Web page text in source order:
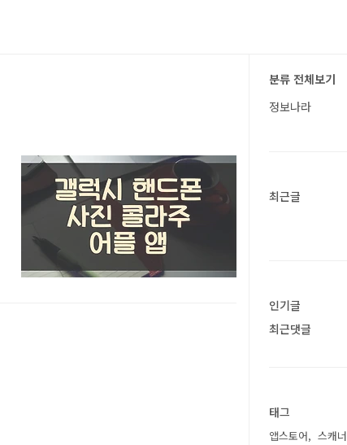
분류 전체보기
정보나라
최근글
인기글
최근댓글
태그
앱스토어 스캐너